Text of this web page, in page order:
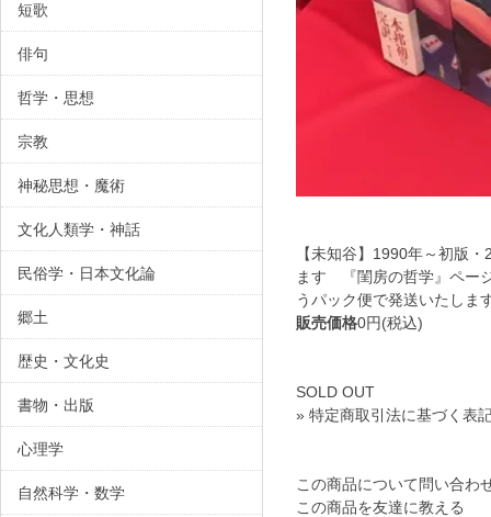
【未知谷】1990年～初版
ます 『閨房の哲学』ペー
うパック便で発送いたしま
販売価格0円(税込)
SOLD OUT
» 特定商取引法に基づく表
この商品について問い合わ
この商品を友達に教える
短歌
俳句
哲学・思想
宗教
神秘思想・魔術
文化人類学・神話
民俗学・日本文化論
郷土
歴史・文化史
書物・出版
心理学
自然科学・数学